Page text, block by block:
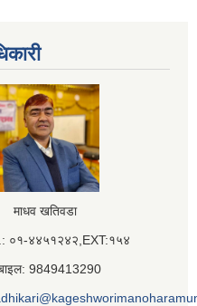
माधव खतिवडा
०१-४४५१२४२,EXT:१५४
9849413290